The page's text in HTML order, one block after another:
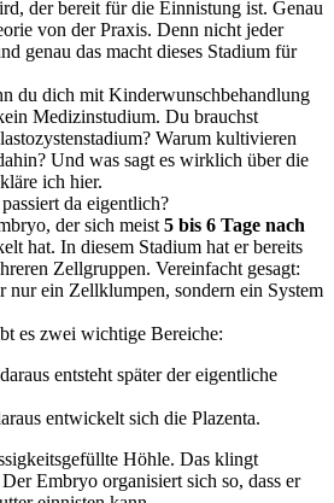
der bereit für die Einnistung ist. Genau
von der Praxis. Denn nicht jeder
genau das macht dieses Stadium für
du dich mit Kinderwunschbehandlung
Medizinstudium. Du brauchst
Warum kultivieren
Und was sagt es wirklich über die
ich hier.
da eigentlich?
der sich meist 5 bis 6 Tage nach
hat. In diesem Stadium hat er bereits
Zellgruppen. Vereinfacht gesagt:
nur ein Zellklumpen, sondern ein System
es zwei wichtige Bereiche:
entsteht später der eigentliche
entwickelt sich die Plazenta.
Höhle. Das klingt
Embryo organisiert sich so, dass er